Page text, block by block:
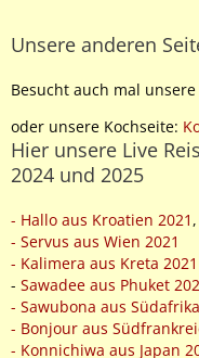
Unsere anderen
Besucht auch mal unsere
oder unsere Kochseite:
Hier unsere Live
2024 und 2025
- Hallo aus Kroatien 2021 ,
- Servus aus Wien 2021
- Kalimera aus Kreta 2021
- Sawadee aus Phuket
- Sawubona aus
- Bonjour aus
- Konnichiwa aus Japan